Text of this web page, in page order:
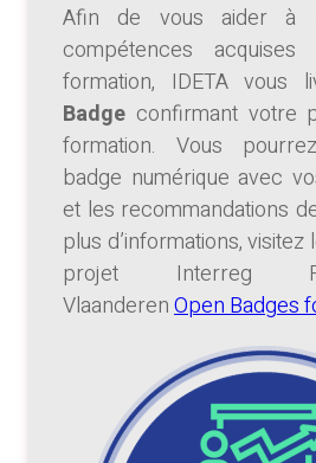
Afin de vous aider à
compétences
formation, IDETA vous
Badge confirmant votre
formation. Vous
badge numérique avec
et les recommandations
plus d’informations, visitez
projet Interreg
VlaanderenOpen Badges